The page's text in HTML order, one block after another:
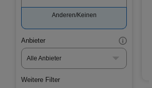
Anderen/Keinen
Anbieter
Alle Anbieter
Weitere Filter